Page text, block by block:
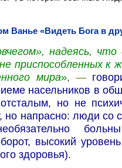
Ванье «Видеть Бога в
надеясь,
приспособленных к
мира», —
насельников в
но не
но напрасно: люди со
высокий
здоровья).